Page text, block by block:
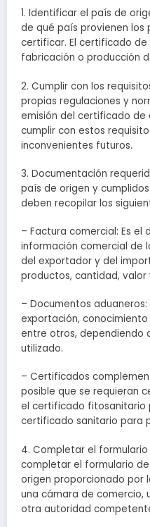
1. Identificar el país de
de qué país provienen los
certificar. El certificado
fabricación o producción
2. Cumplir con los
propias regulaciones y
emisión del certificado de
cumplir con estos
inconvenientes futuros.
3. Documentación
país de origen y
deben recopilar los
– Factura comercial: Es
información comercial de
del exportador y del
productos, cantidad,
– Documentos
exportación,
entre otros, dependiendo
utilizado.
– Certificados
posible que se requieran
el certificado fitosanitario
certificado sanitario para
4. Completar el
completar el formulario
origen proporcionado por
una cámara de comercio,
otra autoridad